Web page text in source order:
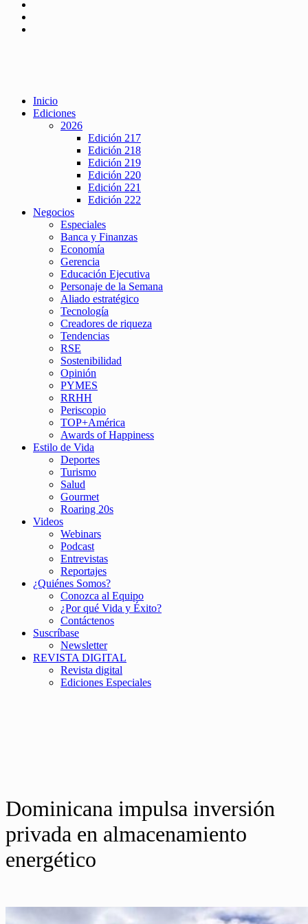
Inicio
Ediciones
2026
Edición 217
Edición 218
Edición 219
Edición 220
Edición 221
Edición 222
Negocios
Especiales
Banca y Finanzas
Economía
Gerencia
Educación Ejecutiva
Personaje de la Semana
Aliado estratégico
Tecnología
Creadores de riqueza
Tendencias
RSE
Sostenibilidad
Opinión
PYMES
RRHH
Periscopio
TOP+América
Awards of Happiness
Estilo de Vida
Deportes
Turismo
Salud
Gourmet
Roaring 20s
Videos
Webinars
Podcast
Entrevistas
Reportajes
¿Quiénes Somos?
Conozca al Equipo
¿Por qué Vida y Éxito?
Contáctenos
Suscríbase
Newsletter
REVISTA DIGITAL
Revista digital
Ediciones Especiales
Dominicana impulsa inversión
privada en almacenamiento
energético